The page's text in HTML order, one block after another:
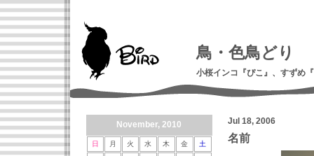
鳥・色鳥どり
小桜インコ『ぴこ』、すずめ
November, 2010
日 月 火 水 木 金 土
Jul 18, 2006
名前